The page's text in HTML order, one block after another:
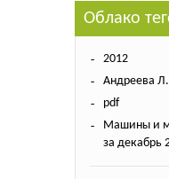
Облако
2012
Андреева Л.
pdf
Машины и
за декабрь